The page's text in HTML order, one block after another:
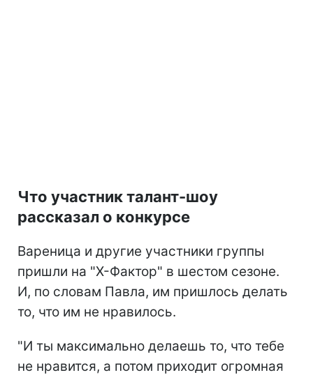
Что участник талант-шоу
рассказал о конкурсе
Вареница и другие участники группы
пришли на "Х-Фактор" в шестом сезоне.
И, по словам Павла, им пришлось делать
то, что им не нравилось.
"И ты максимально делаешь то, что тебе
не нравится, а потом приходит огромная